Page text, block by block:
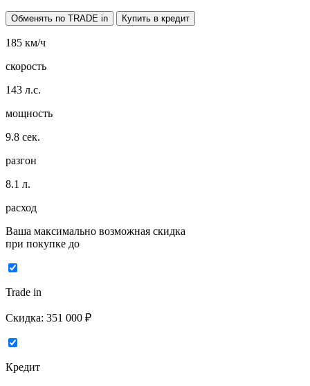
Обменять по TRADE in Купить в кредит
185 км/ч
скорость
143 л.с.
мощность
9.8 сек.
разгон
8.1 л.
расход
Ваша максимально возможная скидка
при покупке до
Trade in
Скидка: 351 000 ₽
Кредит